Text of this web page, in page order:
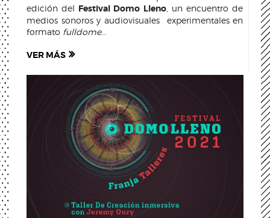
edición del Festival Domo Lleno, un encuentro de
medios sonoros y audiovisuales experimentales en
formato fulldome...
VER MÁS